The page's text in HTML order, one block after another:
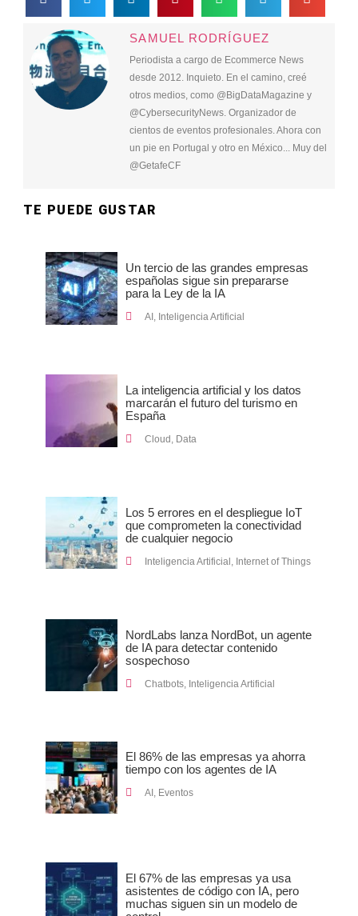
SAMUEL RODRÍGUEZ
Periodista a cargo de Ecommerce News
desde 2012. Inquieto. En el camino, creé
otros medios, como @BigDataMagazine y
@CybersecurityNews. Organizador de
cientos de eventos profesionales. Ahora con
un pie en Portugal y otro en México... Muy del
@GetafeCF
TE PUEDE GUSTAR
Un tercio de las grandes empresas
españolas sigue sin prepararse
para la Ley de la IA
AI , Inteligencia Artificial
La inteligencia artificial y los datos
marcarán el futuro del turismo en
España
Cloud, Data
Los 5 errores en el despliegue IoT
que comprometen la conectividad
de cualquier negocio
Inteligencia Artificial Internet of Things
NordLabs lanza NordBot, un agente
de IA para detectar contenido
sospechoso
Chatbots Inteligencia Artificial
El 86% de las empresas ya ahorra
tiempo con los agentes de IA
AI , Eventos
El 67% de las empresas ya usa
asistentes de código con IA, pero
muchas siguen sin un modelo de